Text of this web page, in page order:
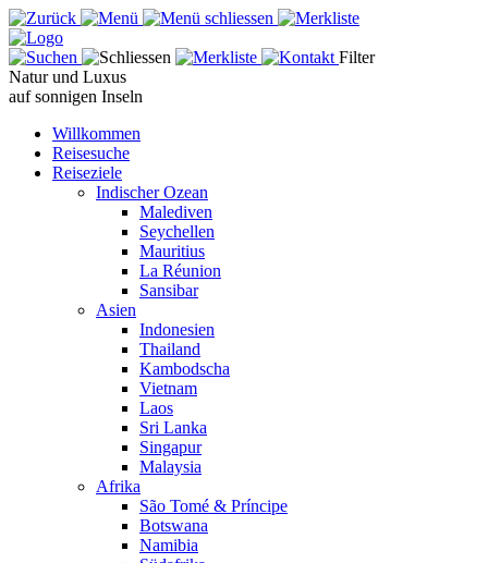
Filter
Natur und Luxus
auf sonnigen Inseln
Willkommen
Reisesuche
Reiseziele
Indischer Ozean
Malediven
Seychellen
Mauritius
La Réunion
Sansibar
Asien
Indonesien
Thailand
Kambodscha
Vietnam
Laos
Sri Lanka
Singapur
Malaysia
Afrika
São Tomé & Príncipe
Botswana
Namibia